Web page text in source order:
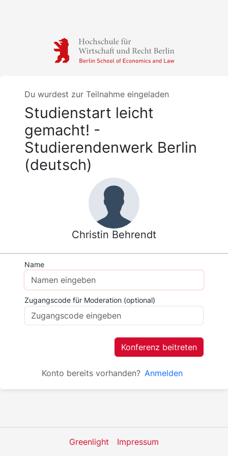
Du wurdest zur Teilnahme eingeladen
Studienstart leicht
gemacht! -
Studierendenwerk Berlin
(deutsch)
Christin Behrendt
Name
Zugangscode für Moderation (optional)
Konferenz beitreten
Konto bereits vorhanden? Anmelden
Greenlight Impressum